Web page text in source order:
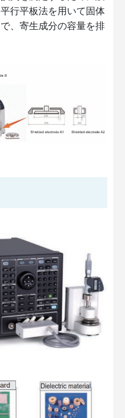
行平板法を用いて固体
、寄生成分の容量を排